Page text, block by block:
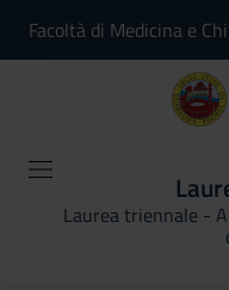
Facoltà di Medicina e
Laurea triennale -